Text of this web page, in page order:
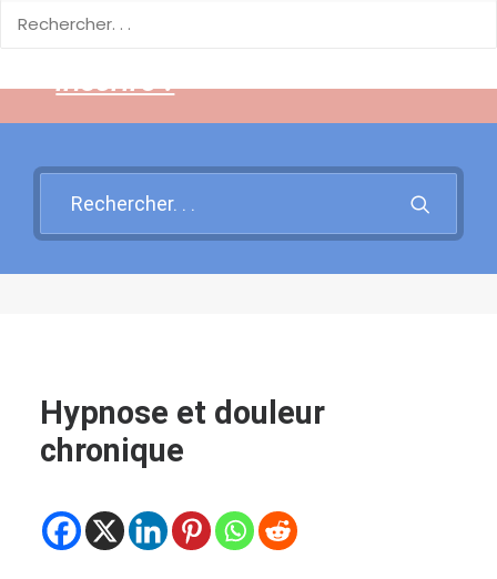
Rendez-vous sur cette page
inscrire !
Hypnose et douleur
chronique